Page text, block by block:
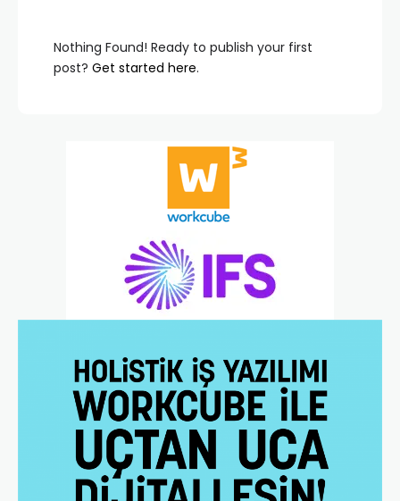
Nothing Found! Ready to publish your first
post? Get started here.